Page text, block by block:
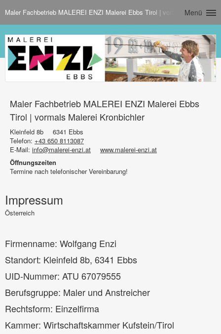
Maler Fachbetrieb MALEREI ENZI Malerei Ebbs Tirol | vormals Malerei
Menü
Maler Fachbetrieb MALEREI ENZI Malerei Ebbs
Tirol | vormals Malerei Kronbichler
Kleinfeld 8b
6341 Ebbs
Telefon: +43 650 8113087
E-Mail: info@malerei-enzi.at
www.malerei-enzi.at
Öffnungszeiten
Termine nach telefonischer Vereinbarung!
Impressum
Österreich
Firmenname: Wolfgang Enzi
Standort: Kleinfeld 8b, 6341 Ebbs
UID-Nummer: ATU 67079555
Berufsgruppe: Maler und Anstreicher
Rechtsform: Einzelfirma
Kammer: Wirtschaftskammer Kufstein/Tirol